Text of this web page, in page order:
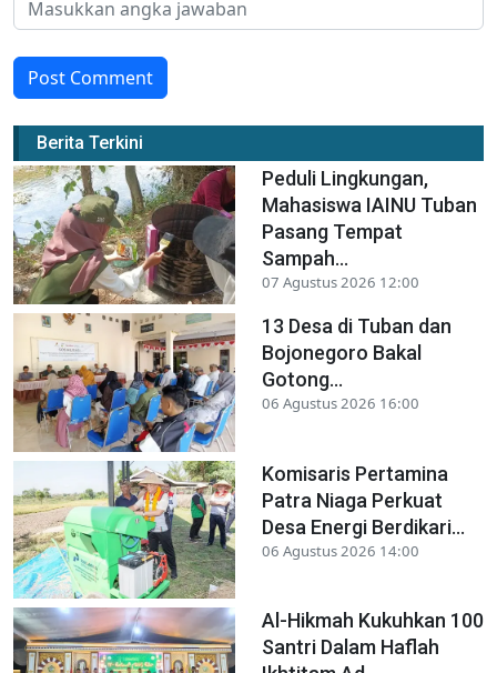
Post Comment
Berita Terkini
Peduli Lingkungan,
Mahasiswa IAINU Tuban
Pasang Tempat
Sampah...
07 Agustus 2026 12:00
13 Desa di Tuban dan
Bojonegoro Bakal
Gotong...
06 Agustus 2026 16:00
Komisaris Pertamina
Patra Niaga Perkuat
Desa Energi Berdikari...
06 Agustus 2026 14:00
Al-Hikmah Kukuhkan 100
Santri Dalam Haflah